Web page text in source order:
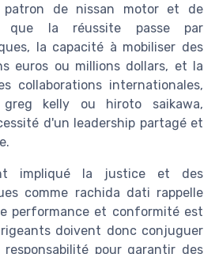
patron de nissan motor et de
que la réussite passe par
la capacité à mobiliser des
euros ou millions dollars, et la
collaborations internationales,
kelly ou hiroto saikawa,
d'un leadership partagé et
impliqué la justice et des
comme rachida dati rappelle
performance et conformité est
doivent donc conjuguer
pour garantir des